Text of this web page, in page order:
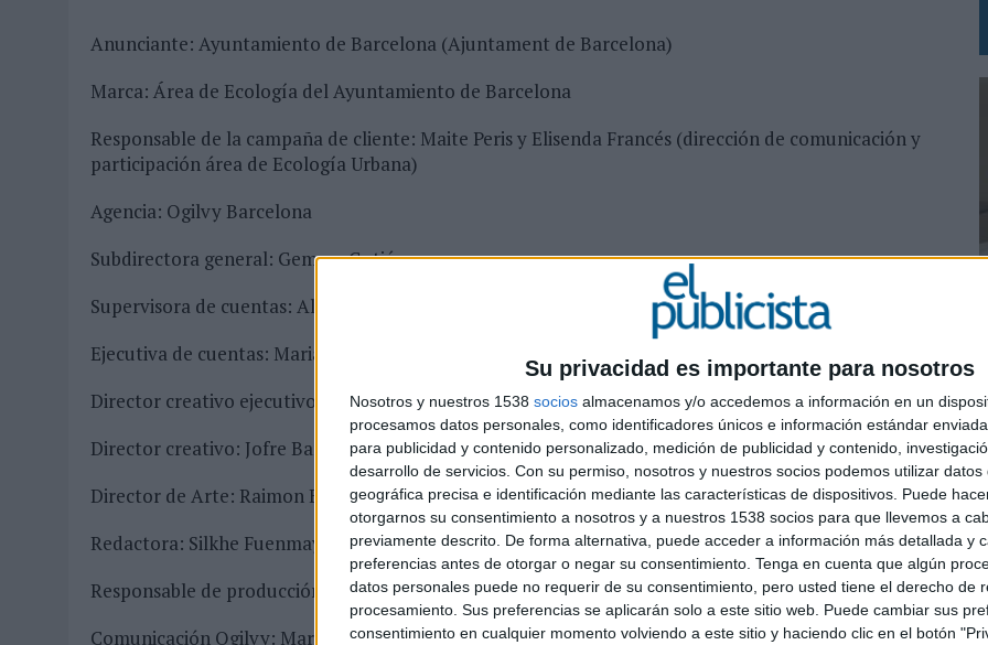
Su privacidad es importante para nosotros
Nosotros y nuestros 1538 socios almacenamos y/o accedemos a información en un
procesamos datos personales, como identificadores únicos e información estándar
para publicidad y contenido personalizado, medición de publicidad y contenido,
desarrollo de servicios. Con su permiso, nosotros y nuestros socios podemos utilizar datos
geográfica precisa e identificación mediante las características de dispositivos. Puede
otorgarnos su consentimiento a nosotros y a nuestros 1538 socios para que llevemos a
previamente descrito. De forma alternativa, puede acceder a información más detallada y
preferencias antes de otorgar o negar su consentimiento. Tenga en cuenta que algún
datos personales puede no requerir de su consentimiento, pero usted tiene el derecho de
procesamiento. Sus preferencias se aplicarán solo a este sitio web. Puede cambiar sus
consentimiento en cualquier momento volviendo a este sitio y haciendo clic en el botón
Anunciante: Ayuntamiento de Barcelona (Ajuntament de Barcelona)
Marca: Área de Ecología del Ayuntamiento de Barcelona
Responsable de la campaña de cliente: Maite Peris y Elisenda Francés (dirección de comunicación y
participación área de Ecología Urbana)
Agencia: Ogilvy Barcelona
Subdirectora general: Gemma Gutiérrez
Supervisora de cuentas: Alba Garlito
Ejecutiva de cuentas: Maria Carbó
Director creativo ejecutivo: Gabriel García de Oro
Director creativo: Jofre Banquells
Director de Arte: Raimon Bertran
Redactora: Silkhe Fuenmayor
Responsable de producción: Jordi Roca
Comunicación Ogilvy: Marc Casanovas, Eva Cervera y Christian Martínez